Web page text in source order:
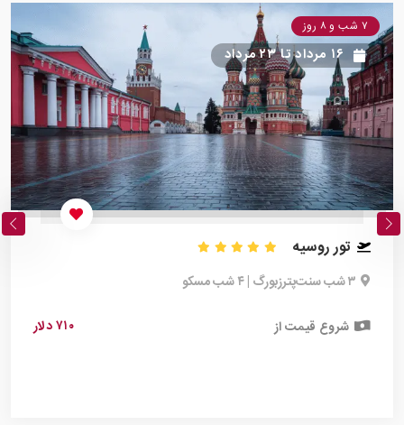
۷ شب و ۸ روز
۱۶ مرداد تا۲۳ مرداد
تور روسیه
۳ شب سنت‌پترزبورگ | ۴ شب مسکو
شروع قیمت از ۷۱۰ دلار